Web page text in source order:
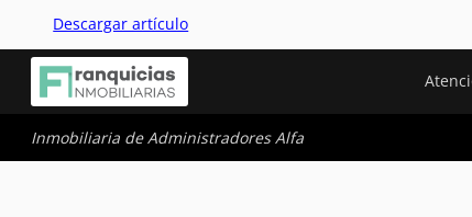
Descargar artículo
Inmobiliaria de Administradores Alfa